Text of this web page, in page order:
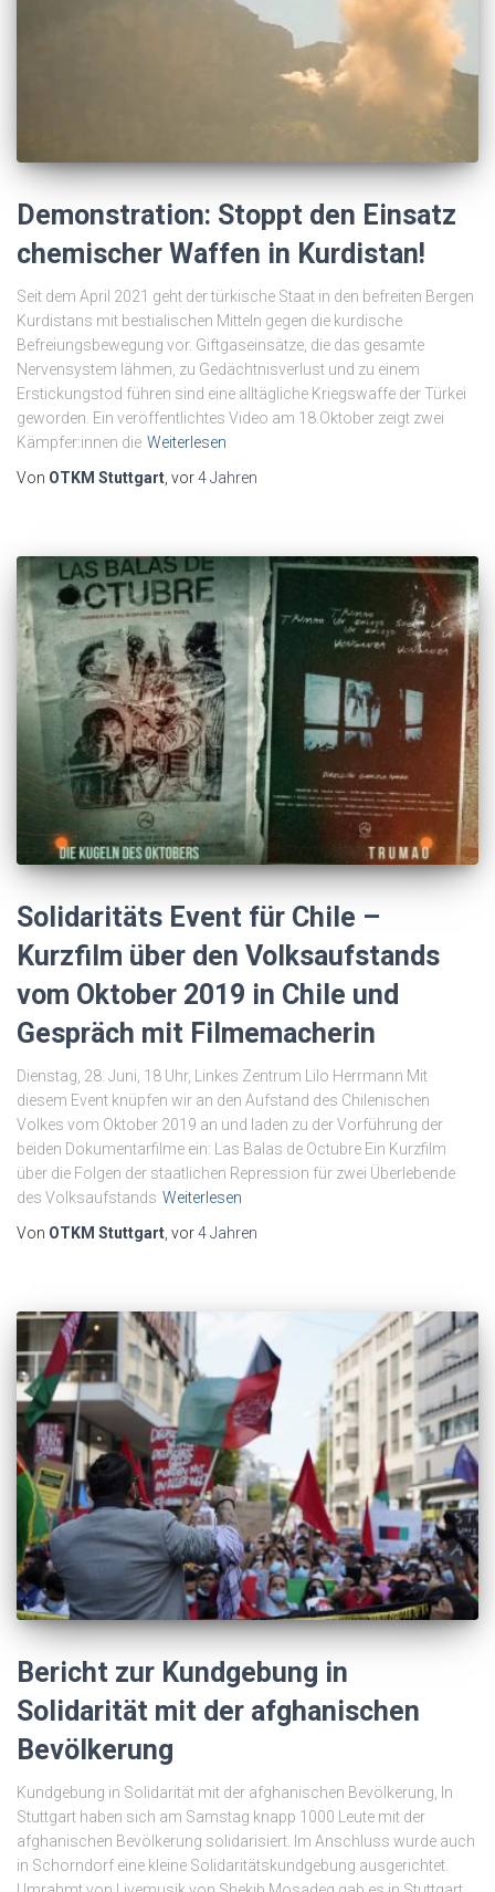
Demonstration: Stoppt den Einsatz
chemischer Waffen in Kurdistan!
Seit dem April 2021 geht der türkische Staat in den befreiten Bergen
Kurdistans mit bestialischen Mitteln gegen die kurdische
Befreiungsbewegung vor. Giftgaseinsätze, die das gesamte
Nervensystem lähmen, zu Gedächtnisverlust und zu einem
Erstickungstod führen sind eine alltägliche Kriegswaffe der Türkei
geworden. Ein veröffentlichtes Video am 18.Oktober zeigt zwei
Kämpfer:innen die Weiterlesen
Von OTKM Stuttgart, vor4 Jahren
Solidaritäts Event für Chile –
Kurzfilm über den Volksaufstands
vom Oktober 2019 in Chile und
Gespräch mit Filmemacherin
Dienstag, 28. Juni, 18 Uhr, Linkes Zentrum Lilo Herrmann Mit
diesem Event knüpfen wir an den Aufstand des Chilenischen
Volkes vom Oktober 2019 an und laden zu der Vorführung der
beiden Dokumentarfilme ein: Las Balas de Octubre Ein Kurzfilm
über die Folgen der staatlichen Repression für zwei Überlebende
des Volksaufstands Weiterlesen
Von OTKM Stuttgart , vor4 Jahren
Bericht zur Kundgebung in
Solidarität mit der afghanischen
Bevölkerung
Kundgebung in Solidarität mit der afghanischen Bevölkerung, In
Stuttgart haben sich am Samstag knapp 1000 Leute mit der
afghanischen Bevölkerung solidarisiert. Im Anschluss wurde auch
in Schorndorf eine kleine Solidaritätskundgebung ausgerichtet.